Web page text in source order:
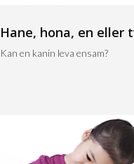
Hane, hona, en eller
Kan en kanin leva ensam?